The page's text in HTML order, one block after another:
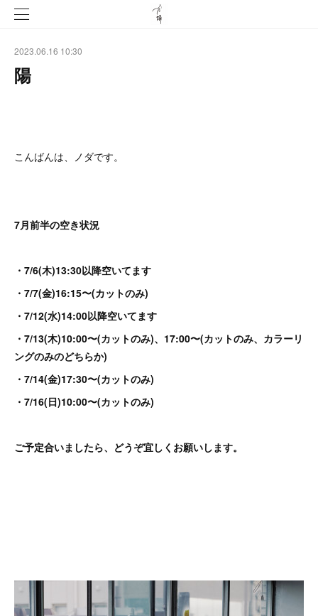
2023.06.16 10:30
陽
こんばんは、ノダです。
7月前半の空き状況
・7/6(木)13:30以降空いてます
・7/7(金)16:15〜(カットのみ)
・7/12(水)14:00以降空いてます
・7/13(木)10:00〜(カットのみ)、17:00〜(カットのみ、カラーリ
ングのみのどちらか)
・7/14(金)17:30〜(カットのみ)
・7/16(日)10:00〜(カットのみ)
ご予定合いましたら、どうぞ宜しくお願いします。